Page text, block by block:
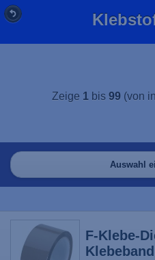
Zeige 1bis 99(von
Auswahl
F-Klebe-